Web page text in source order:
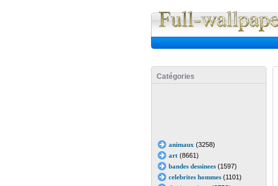
Catégories
animaux (3258)
art(8661)
bandes dessinees(1597)
celebrites hommes(1101)